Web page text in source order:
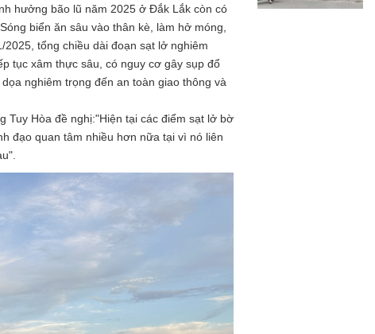
hưởng bão lũ năm 2025 ở Đắk Lắk còn có
biển ăn sâu vào thân kè, làm hở móng,
tổng chiều dài đoạn sạt lở nghiêm
tục xâm thực sâu, có nguy cơ gây sụp đổ
nghiêm trọng đến an toàn giao thông và
Tuy Hòa đề nghị:"Hiện tại các điểm sạt lở bờ
đạo quan tâm nhiều hơn nữa tại vì nó liên